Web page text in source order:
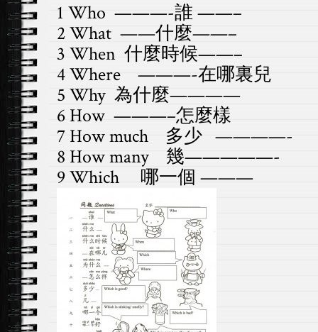
1 Who ———-誰 ——–
2 What ——什麼——–
3 When 什麼時候——–
4 Where ———-在哪裏兒
5 Why 為什麼————
6 How ———–怎麼樣
7 How much 多少 ————-
8 How many 幾—————-
9 Which 哪一個 ———